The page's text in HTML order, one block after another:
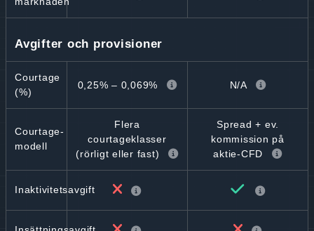
Avgifter och provisioner
Courtage
(%)
0,25% – 0,069% N/A
Courtage-
modell
Flera
courtageklasser
(rörligt eller fast)
Spread + ev.
kommission på
aktie-CFD
Inaktivitetsavgift